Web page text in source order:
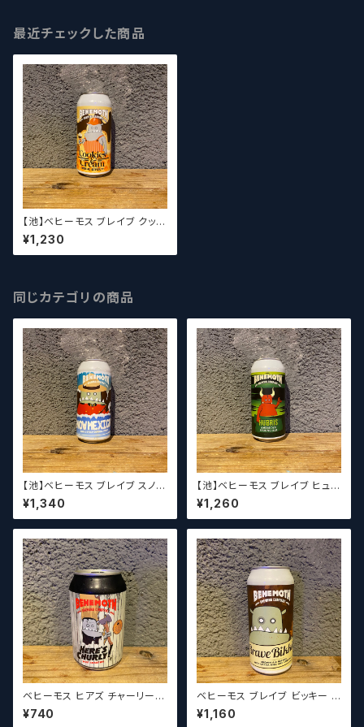
最近チェックした商品
【池】ベヒーモス ブレイブ クッキ
ーズ＆クリームミルクスタウト /
Behemoth Cookies and Cr
eam Milk Stout【クラフトビー
¥1,230
同じカテゴリの商品
【池】ベヒーモス ブレイブ スノー
メキシカン / Behemoth SNO
WMEXICAN【クラフトビールシ
ザーズ】
¥1,340
【池】ベヒーモス ブレイブ ヒュブ
リス / Behemoth Hubris【ク
ラフトビールシザーズ】
¥1,260
ベヒーモス ヒアズ チャーリー /
Behemoth Heres Churly【ク
ラフトビールシザーズ】
¥740
ベヒーモス ブレイブ ビッキー /
Behemoth Brave Bikkie
【クラフトビールシザーズ】
¥1,160